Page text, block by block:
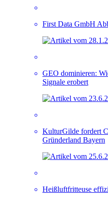
First Data GmbH
GEO dominieren:
Signale erobert
KulturGilde fordert
Gründerland Bayern
Heißluftfritteuse